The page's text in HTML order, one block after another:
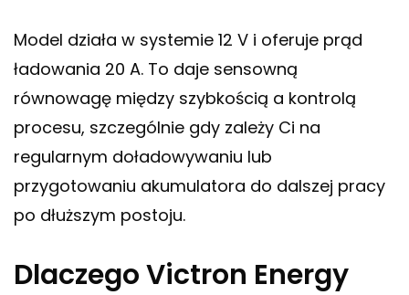
Model działa w systemie 12 V i oferuje prąd
ładowania 20 A. To daje sensowną
równowagę między szybkością a kontrolą
procesu, szczególnie gdy zależy Ci na
regularnym doładowywaniu lub
przygotowaniu akumulatora do dalszej pracy
po dłuższym postoju.
Dlaczego Victron Energy